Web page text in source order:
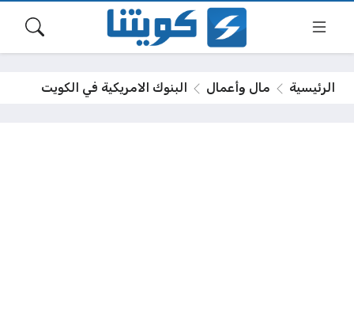
الرئيسية مال وأعمال البنوك الامريكية في الكويت